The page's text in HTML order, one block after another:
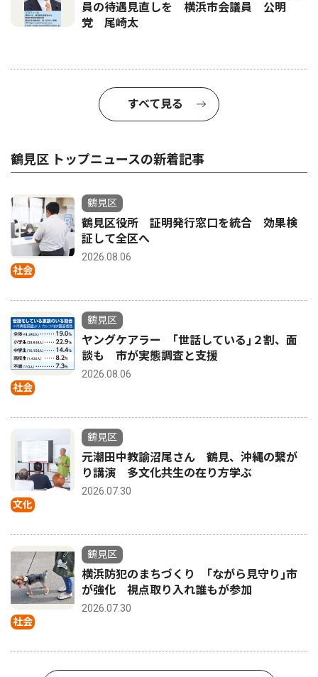
員の待遇見直しを 横浜市会議員 公明
党 尾崎太
すべて見る
鶴見区 トップニュースの新着記事
社会
鶴見区
鶴見区役所 証明発行窓口を統合 効果検
証して全区へ
2026.08.06
社会
鶴見区
ヤングケアラー ｢世話している｣２割、面
談も 市が実態調査と支援
2026.08.06
文化
鶴見区
元潮田中教諭沼尾さん 鶴見、沖縄の繋が
り講演 多文化共生の在り方学ぶ
2026.07.30
社会
鶴見区
横浜防犯のまちづくり ｢ながら見守り｣市
が強化 視点取り入れ誰もが参加
2026.07.30